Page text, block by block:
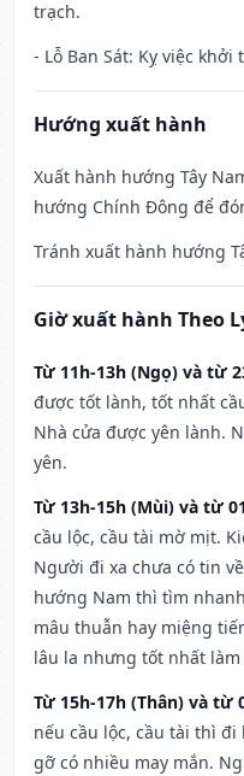
trạch.
- Lỗ Ban Sát: Kỵ việc khởi
Hướng xuất hành
Xuất hành hướng Tây
hướng Chính Đông để
Tránh xuất hành hướng
Giờ xuất hành Theo
Từ 11h-13h (Ngọ) và từ
được tốt lành, tốt nhất
Nhà cửa được yên lành.
yên.
Từ 13h-15h (Mùi) và từ
cầu lộc, cầu tài mờ mịt.
Người đi xa chưa có tin
hướng Nam thì tìm
mâu thuẫn hay miệng
lâu la nhưng tốt nhất
Từ 15h-17h (Thân) và từ
nếu cầu lộc, cầu tài thì
gỡ có nhiều may mắn.